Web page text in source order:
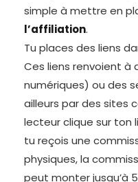
simple à mettre en
l’affiliation.
Tu places des liens
Ces liens renvoient à
numériques) ou des
ailleurs par des sites
lecteur clique sur ton
tu reçois une
physiques, la
peut monter jusqu’à